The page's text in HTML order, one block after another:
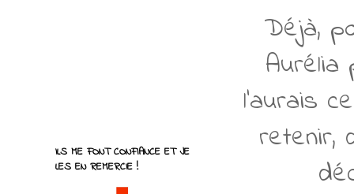
Déjà,
l'aurais
retenir,
ILS ME FONT CONFIANCE ET JE
LES EN REMERCIE !